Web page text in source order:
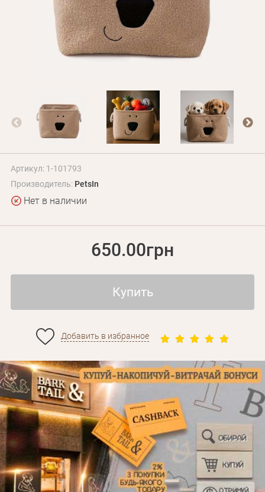
Программа лояльности
О Нас
Оптовым клиентам
+380 (95) 095-00-05
Артикул: 1-101793
Производитель: PetsIn
Нет в наличии
650.00грн
Купить
Добавить в избранное